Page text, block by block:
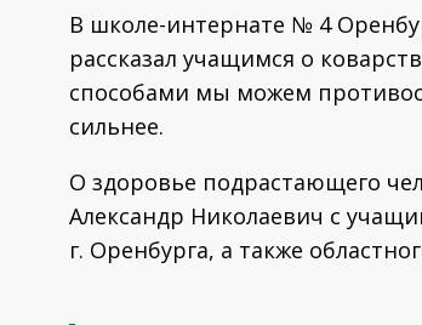
В школе-интернате № 4
рассказал учащимся о
способами мы можем
сильнее.
О здоровье подрастающего
Александр Николаевич с
г. Оренбурга, а также